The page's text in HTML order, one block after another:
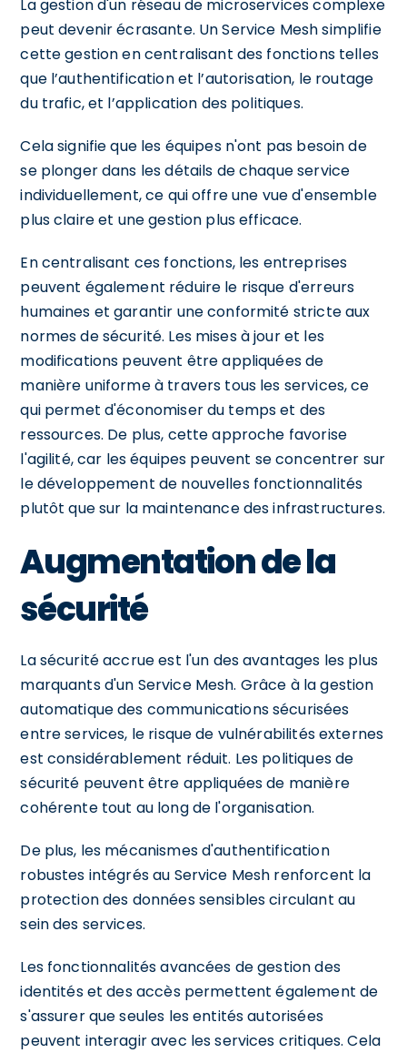
La gestion d'un réseau de microservices complexe
peut devenir écrasante. Un Service Mesh simplifie
cette gestion en centralisant des fonctions telles
que l’authentification et l’autorisation, le routage
du trafic, et l’application des politiques.
Cela signifie que les équipes n'ont pas besoin de
se plonger dans les détails de chaque service
individuellement, ce qui offre une vue d'ensemble
plus claire et une gestion plus efficace.
En centralisant ces fonctions, les entreprises
peuvent également réduire le risque d'erreurs
humaines et garantir une conformité stricte aux
normes de sécurité. Les mises à jour et les
modifications peuvent être appliquées de
manière uniforme à travers tous les services, ce
qui permet d'économiser du temps et des
ressources. De plus, cette approche favorise
l'agilité, car les équipes peuvent se concentrer sur
le développement de nouvelles fonctionnalités
plutôt que sur la maintenance des infrastructures.
Augmentation de la
sécurité
La sécurité accrue est l'un des avantages les plus
marquants d'un Service Mesh. Grâce à la gestion
automatique des communications sécurisées
entre services, le risque de vulnérabilités externes
est considérablement réduit. Les politiques de
sécurité peuvent être appliquées de manière
cohérente tout au long de l'organisation.
De plus, les mécanismes d'authentification
robustes intégrés au Service Mesh renforcent la
protection des données sensibles circulant au
sein des services.
Les fonctionnalités avancées de gestion des
identités et des accès permettent également de
s'assurer que seules les entités autorisées
peuvent interagir avec les services critiques. Cela